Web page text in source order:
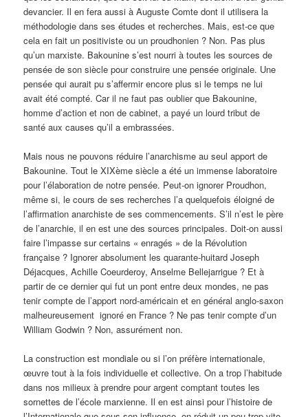
devancier. Il en fera aussi à Auguste Comte dont il utilisera la
méthodologie dans ses études et recherches. Mais, est-ce que
cela en fait un positiviste ou un proudhonien ? Non. Pas plus
qu’un marxiste. Bakounine s’est nourri à toutes les sources de
pensée de son siècle pour construire une pensée originale. Une
pensée qui aurait pu s’affermir encore plus si le temps ne lui
avait été compté. Car il ne faut pas oublier que Bakounine,
homme d’action et non de cabinet, a payé un lourd tribut de
santé aux causes qu’il a embrassées.
Mais nous ne pouvons réduire l’anarchisme au seul apport de
Bakounine. Tout le XIXème siècle a été un immense laboratoire
pour l’élaboration de notre pensée. Peut-on ignorer Proudhon,
même si, le cours de ses recherches l’a quelquefois éloigné de
l’affirmation anarchiste de ses commencements. S’il n’est le père
de l’anarchie, il en est une des sources principales. Doit-on aussi
faire l’impasse sur certains « enragés » de la Révolution
française ? Ignorer absolument les quarante-huitard Joseph
Déjacques, Achille Coeurderoy, Anselme Bellejarrigue ? Et à
partir de ce dernier qui fut un pont entre deux mondes, ne pas
tenir compte de l’apport nord-américain et en général anglo-saxon
malheureusement ignoré en France ? Ne pas tenir compte d’un
William Godwin ? Non, assurément non.
La construction est mondiale ou si l’on préfère internationale,
œuvre tout à la fois individuelle et collective. On a trop l’habitude
dans nos milieux à prendre pour argent comptant toutes les
sornettes de l’école marxienne. Il en est ainsi pour l’histoire de